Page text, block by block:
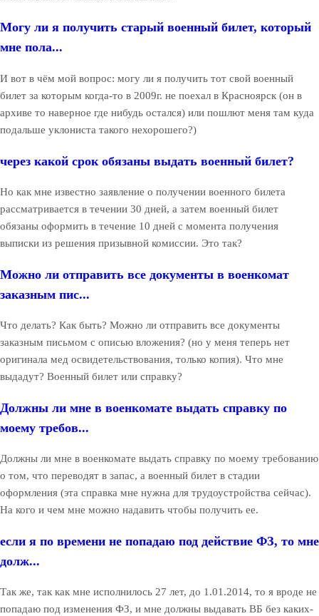
Могу ли я получить старый военный билет, который
мне пола...
И вот в чём мой вопрос: могу ли я получить тот свой военный
билет за которым когда-то в 2009г. не поехал в Красноярск (он в
архиве то наверное где нибудь остался) или пошлют меня там куда
подальше уклониста такого нехорошего?)
через какой срок обязаны выдать военный билет?
Но как мне известно заявление о получении военного билета
рассматривается в течении 30 дней, а затем военный билет
обязаны оформить в течение 10 дней с момента получения
выписки из решения призывной комиссии. Это так?
Можно ли отправить все документы в военкомат
заказным пис...
Что делать? Как быть? Можно ли отправить все документы
заказным письмом с описью вложения? (но у меня теперь нет
оригинала мед освидетельствования, только копия). Что мне
выдадут? Военный билет или справку?
Должны ли мне в военкомате выдать справку по
моему требов...
Должны ли мне в военкомате выдать справку по моему требованию
о том, что переводят в запас, а военный билет в стадии
оформления (эта справка мне нужна для трудоустройства сейчас).
На кого и чем мне можно надавить чтобы получить ее.
если я по времени не попадаю под действие ФЗ, то мне
долж...
Так же, так как мне исполнилось 27 лет, до 1.01.2014, то я вроде не
попадаю под изменения ФЗ, и мне должны выдавать ВБ без каких-